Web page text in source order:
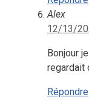
Alex
12/13/
Bonjour
regardait
Répondre